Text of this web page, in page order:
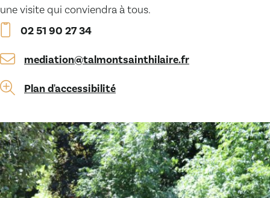
une visite qui conviendra à tous.
02 51 90 27 34
mediation@talmontsainthilaire.fr
Plan d'accessibilité